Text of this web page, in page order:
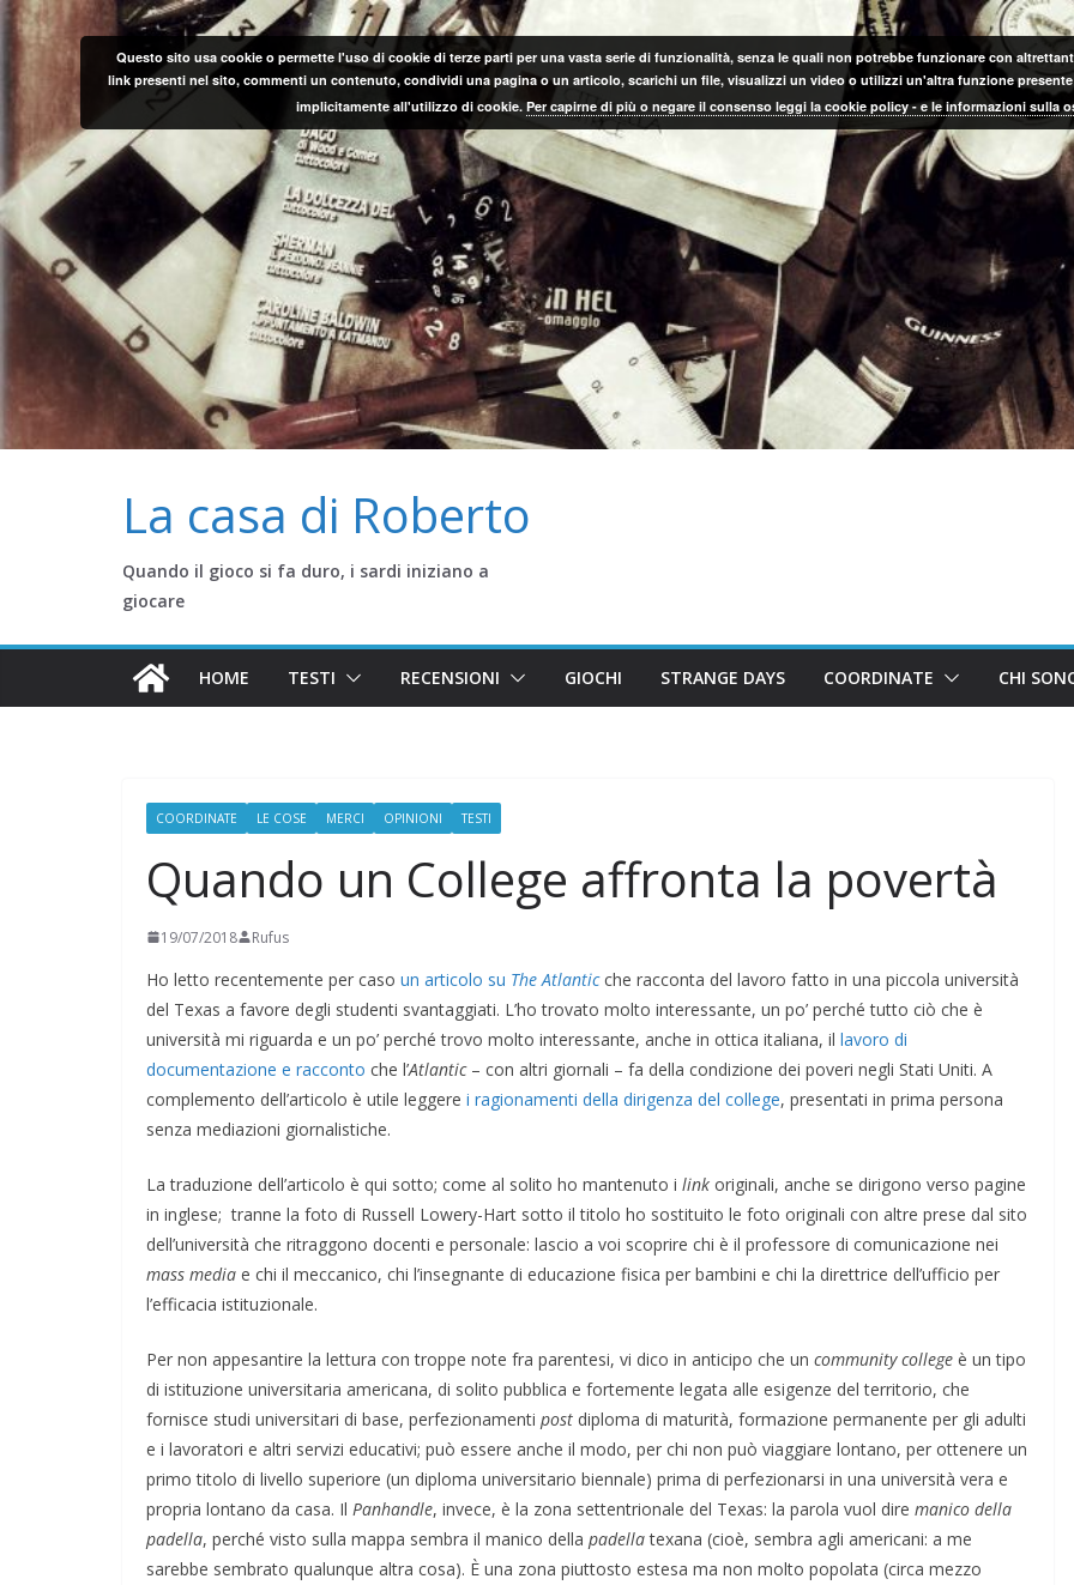
Salta
contenuto
La casa di Roberto
Quando il gioco si fa duro, i sardi iniziano a
giocare
HOME TESTI RECENSIONI GIOCHI STRANGE DAYS COORDINATE CHI
COORDINATE LE COSE MERCI OPINIONI TESTI
Quando un College affronta la povertà
19/07/2018 Rufus
Ho letto recentemente per caso un articolo su The Atlanticche racconta del lavoro fatto in una piccola università
del Texas a favore degli studenti svantaggiati. L’ho trovato molto interessante, un po’ perché tutto ciò che è
università mi riguarda e un po’ perché trovo molto interessante, anche in ottica italiana, il lavoro di
documentazione e racconto che l’Atlantic– con altri giornali – fa della condizione dei poveri negli Stati Uniti. A
complemento dell’articolo è utile leggere i ragionamenti della dirigenza del college, presentati in prima persona
senza mediazioni giornalistiche.
La traduzione dell’articolo è qui sotto; come al solito ho mantenuto i link originali, anche se dirigono verso pagine
in inglese; tranne la foto di Russell Lowery-Hart sotto il titolo ho sostituito le foto originali con altre prese dal sito
dell’università che ritraggono docenti e personale: lascio a voi scoprire chi è il professore di comunicazione nei
mass media e chi il meccanico, chi l’insegnante di educazione fisica per bambini e chi la direttrice dell’ufficio per
l’efficacia istituzionale.
Per non appesantire la lettura con troppe note fra parentesi, vi dico in anticipo che un community college è un tipo
di istituzione universitaria americana, di solito pubblica e fortemente legata alle esigenze del territorio, che
fornisce studi universitari di base, perfezionamenti post diploma di maturità, formazione permanente per gli adulti
e i lavoratori e altri servizi educativi; può essere anche il modo, per chi non può viaggiare lontano, per ottenere un
primo titolo di livello superiore (un diploma universitario biennale) prima di perfezionarsi in una università vera e
propria lontano da casa. Il Panhandle, invece, è la zona settentrionale del Texas: la parola vuol dire manico della
padella, perché visto sulla mappa sembra il manico della padellatexana (cioè, sembra agli americani: a me
sarebbe sembrato qualunque altra cosa). È una zona piuttosto estesa ma non molto popolata (circa mezzo
IL PENSIERO
POLITICA
Questo sito usa cookie o permette l'uso di cookie di terze parti per una vasta serie di funzionalità, senza le quali non potrebbe funzionare con
link presenti nel sito, commenti un contenuto, condividi una pagina o un articolo, scarichi un file, visualizzi un video o utilizzi un'altra funzione
implicitamente all'utilizzo di cookie. Per capirne di più o negare il consenso leggi la cookie policy - e le informazioni sulla